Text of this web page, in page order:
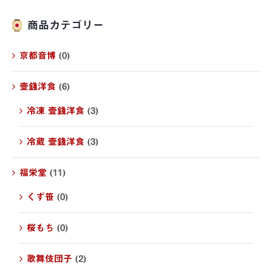
商品カテゴリー
京都音博 (0)
壹錢洋食 (6)
冷凍 壹錢洋食 (3)
冷蔵 壹錢洋食 (3)
福栄堂 (11)
くず笹 (0)
桜もち (0)
歌舞伎団子 (2)